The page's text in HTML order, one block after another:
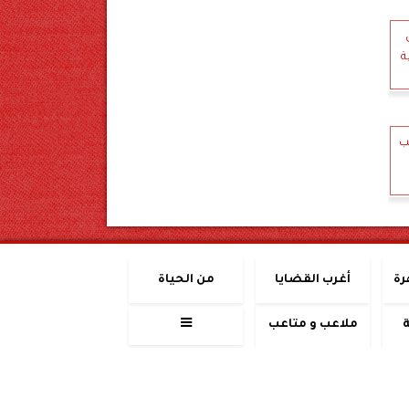
أغرب القضايا من الحياة
ملاعب و متاعب 